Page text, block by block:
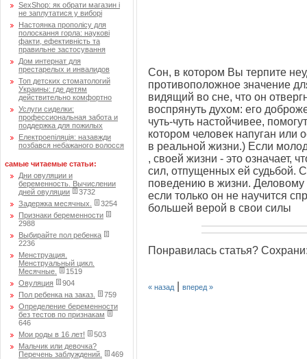
SexShop: як обрати магазин і
не заплутатися у виборі
Настоянка прополісу для
полоскання горла: наукові
факти, ефективність та
правильне застосування
Дом интернат для
престарелых и инвалидов
Топ детских стоматологий
Украины: где детям
действительно комфортно
Услуги сиделки:
профессиональная забота и
поддержка для пожилых
Електроепіляція: назавжди
позбався небажаного волосся
самые читаемые статьи:
Дни овуляции и
беременность. Вычислении
дней овуляции
3732
Задержка месячных.
3254
Признаки беременности
2988
Выбирайте пол ребенка
2236
Менструация.
Менструальный цикл.
Месячные.
1519
Овуляция
904
Пол ребенка на заказ.
759
Определение беременности
без тестов по признакам
646
Мои роды в 16 лет!
503
Мальчик или девочка?
Перечень заблуждений.
469
Сон, в котором Вы терпите
противоположное значение
видящий во сне, что он
воспрянуть духом: его
чуть-чуть настойчивее,
котором человек напуган или
в реальной жизни.) Если
, своей жизни - это означает,
сил, отпущенных ей судьбой.
поведению в жизни. Деловому
если только он не научится
большей верой в свои силы
Понравилась статья?
« назад вперед »